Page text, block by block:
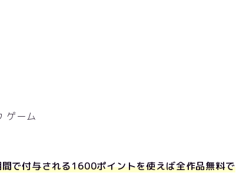
ゲーム
で付与される1600ポイントを使えば全作品無料で